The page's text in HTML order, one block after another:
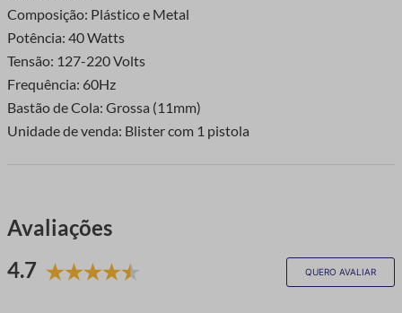
Composição: Plástico e Metal
Potência: 40 Watts
Tensão: 127-220 Volts
Frequência: 60Hz
Bastão de Cola: Grossa (11mm)
Unidade de venda: Blister com 1 pistola
Avaliações
4.7
QUERO AVALIAR